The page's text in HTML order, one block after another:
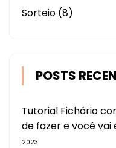
Sorteio (8)
POSTS
Tutorial Fichário
de fazer e você vai
2023